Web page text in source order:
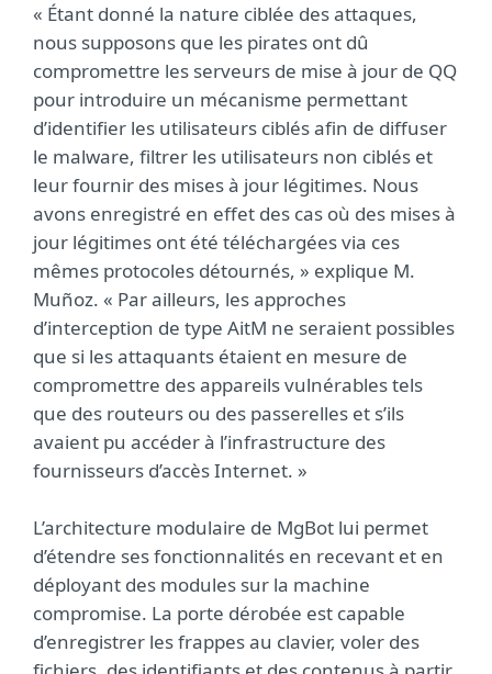
« Étant donné la nature ciblée des attaques,
nous supposons que les pirates ont dû
compromettre les serveurs de mise à jour de QQ
pour introduire un mécanisme permettant
d’identifier les utilisateurs ciblés afin de diffuser
le malware, filtrer les utilisateurs non ciblés et
leur fournir des mises à jour légitimes. Nous
avons enregistré en effet des cas où des mises à
jour légitimes ont été téléchargées via ces
mêmes protocoles détournés, » explique M.
Muñoz. « Par ailleurs, les approches
d’interception de type AitM ne seraient possibles
que si les attaquants étaient en mesure de
compromettre des appareils vulnérables tels
que des routeurs ou des passerelles et s’ils
avaient pu accéder à l’infrastructure des
fournisseurs d’accès Internet. »
L’architecture modulaire de MgBot lui permet
d’étendre ses fonctionnalités en recevant et en
déployant des modules sur la machine
compromise. La porte dérobée est capable
d’enregistrer les frappes au clavier, voler des